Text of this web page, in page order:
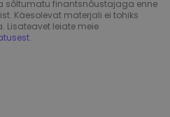
sõltumatu finantsnõustajaga enne
Käesolevat materjali ei tohiks
leiate meie
.